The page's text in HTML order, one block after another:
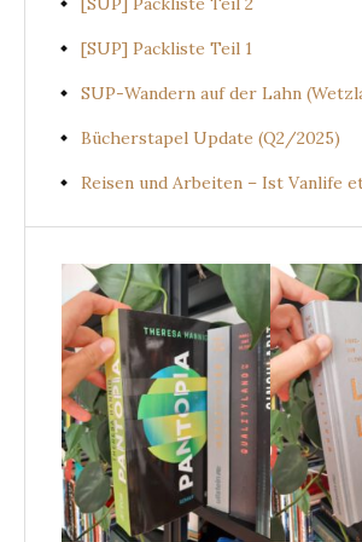
[SUP] Packliste Teil 1
SUP-Wandern auf der Lahn
Bücherstapel Update (Q2/2025)
Reisen und Arbeiten – Ist Vanlife